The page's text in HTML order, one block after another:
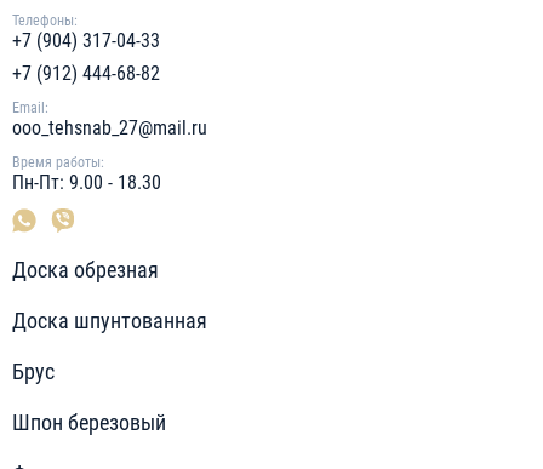
Телефоны:
+7 (904) 317-04-33
+7 (912) 444-68-82
Email:
ooo_tehsnab_27@mail.ru
Время работы:
Пн-Пт: 9.00 - 18.30
Доска обрезная
Доска шпунтованная
Брус
Шпон березовый